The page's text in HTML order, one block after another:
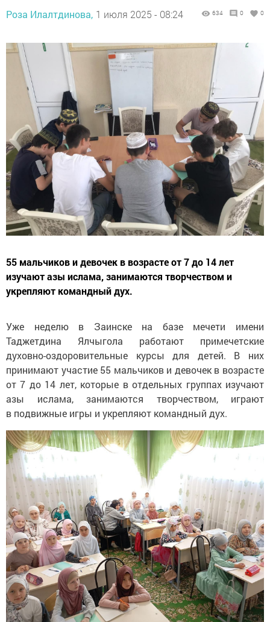
Роза Илалтдинова, 1 июля 2025 - 08:24 634 0 0
55 мальчиков и девочек в возрасте от 7 до 14 лет
изучают азы ислама, занимаются творчеством и
укрепляют командный дух.
Уже неделю в Заинске на базе мечети имени
Таджетдина Ялчыгола работают примечетские
духовно-оздоровительные курсы для детей. В них
принимают участие 55 мальчиков и девочек в возрасте
от 7 до 14 лет, которые в отдельных группах изучают
азы ислама, занимаются творчеством, играют
в подвижные игры и укрепляют командный дух.